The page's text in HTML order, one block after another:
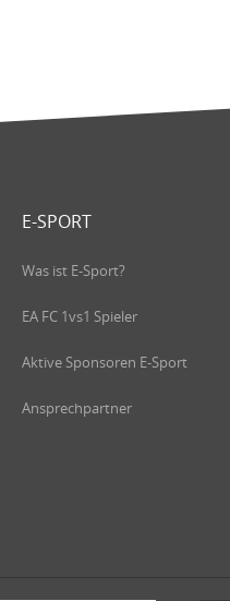
E-SPORT
Was ist E-Sport?
EA FC 1vs1 Spieler
Aktive Sponsoren E-Sport
Ansprechpartner